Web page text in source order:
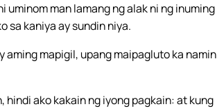
uminom man lamang ng alak ni ng inuming
sa kaniya ay sundin niya.
aming mapigil, upang maipagluto ka namin
hindi ako kakain ng iyong pagkain: at kung